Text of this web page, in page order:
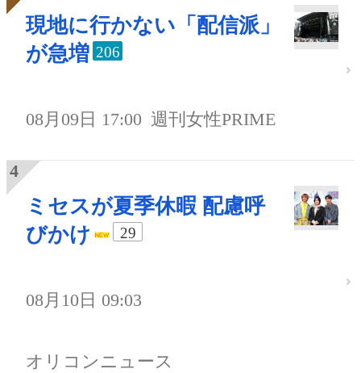
現地に行かない「配信派」
が急増 206
08月09日 17:00 週刊女性PRIME
ミセスが夏季休暇 配慮呼
びかけ
29
08月10日 09:03
オリコンニュース